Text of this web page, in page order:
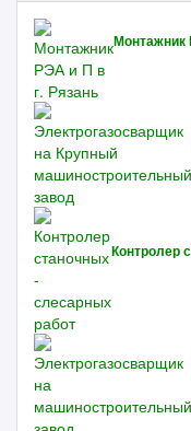
Монтажник
Контролер